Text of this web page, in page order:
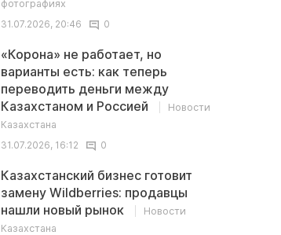
фотографиях
31.07.2026, 20:46
0
«Корона» не работает, но
варианты есть: как теперь
переводить деньги между
Казахстаном и Россией
Новости
Казахстана
31.07.2026, 16:12
0
Казахстанский бизнес готовит
замену Wildberries: продавцы
нашли новый рынок
Новости
Казахстана